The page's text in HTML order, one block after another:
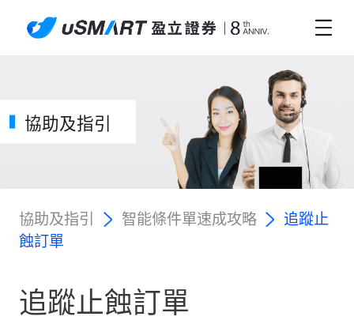
協助及指引
協助及指引 智能條件單速成攻略
追蹤止
蝕訂單
追蹤止蝕訂單